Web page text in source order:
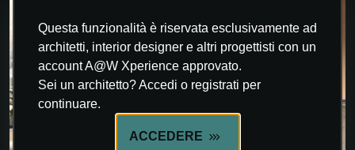
Questa funzionalità è riservata esclusivamente ad
architetti, interior designer e altri progettisti con un
account A@W Xperience approvato.
Sei un architetto? Accedi o registrati per
continuare.
ACCEDERE